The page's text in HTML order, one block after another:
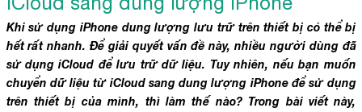
Khi sử dụng iPhone dung lượng lưu trữ trên thiết bị có thể bị
hết rất nhanh. Để giải quyết vấn đề này, nhiều người dùng đã
sử dụng iCloud để lưu trữ dữ liệu. Tuy nhiên, nếu bạn muốn
chuyển dữ liệu từ iCloud sang dung lượng iPhone để sử dụng
trên thiết bị của mình, thì làm thế nào? Trong bài viết này,